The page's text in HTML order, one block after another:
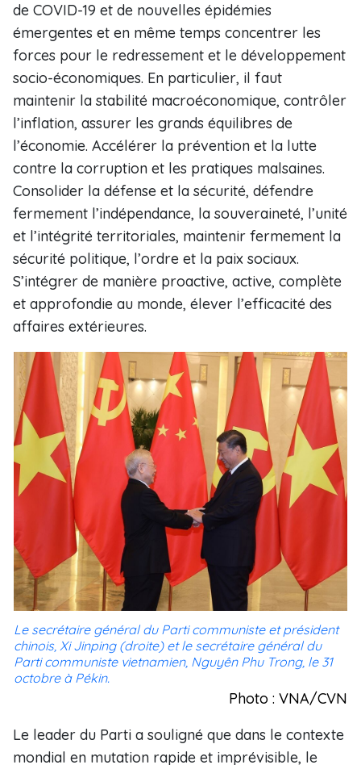
de COVID-19 et de nouvelles épidémies
émergentes et en même temps concentrer les
forces pour le redressement et le développement
socio-économiques. En particulier, il faut
maintenir la stabilité macroéconomique, contrôler
l’inflation, assurer les grands équilibres de
l’économie. Accélérer la prévention et la lutte
contre la corruption et les pratiques malsaines.
Consolider la défense et la sécurité, défendre
fermement l’indépendance, la souveraineté, l’unité
et l’intégrité territoriales, maintenir fermement la
sécurité politique, l’ordre et la paix sociaux.
S’intégrer de manière proactive, active, complète
et approfondie au monde, élever l’efficacité des
affaires extérieures.
Le secrétaire général du Parti communiste et président
chinois, Xi Jinping (droite) et le secrétaire général du
Parti communiste vietnamien, Nguyên Phu Trong, le 31
octobre à Pékin.
Photo : VNA/CVN
Le leader du Parti a souligné que dans le contexte
mondial en mutation rapide et imprévisible, le